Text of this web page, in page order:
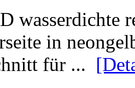
wasserdichte
in
für ...